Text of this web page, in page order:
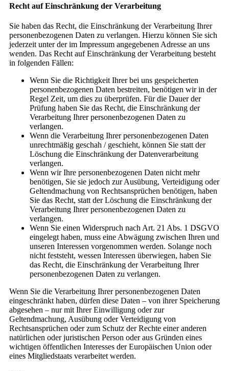
Recht auf Einschränkung der Verarbeitung
Sie haben das Recht, die Einschränkung der Verarbeitung Ihrer
personenbezogenen Daten zu verlangen. Hierzu können Sie sich
jederzeit unter der im Impressum angegebenen Adresse an uns
wenden. Das Recht auf Einschränkung der Verarbeitung besteht
in folgenden Fällen:
Wenn Sie die Richtigkeit Ihrer bei uns gespeicherten
personenbezogenen Daten bestreiten, benötigen wir in der
Regel Zeit, um dies zu überprüfen. Für die Dauer der
Prüfung haben Sie das Recht, die Einschränkung der
Verarbeitung Ihrer personenbezogenen Daten zu
verlangen.
Wenn die Verarbeitung Ihrer personenbezogenen Daten
unrechtmäßig geschah / geschieht, können Sie statt der
Löschung die Einschränkung der Datenverarbeitung
verlangen.
Wenn wir Ihre personenbezogenen Daten nicht mehr
benötigen, Sie sie jedoch zur Ausübung, Verteidigung oder
Geltendmachung von Rechtsansprüchen benötigen, haben
Sie das Recht, statt der Löschung die Einschränkung der
Verarbeitung Ihrer personenbezogenen Daten zu
verlangen.
Wenn Sie einen Widerspruch nach Art. 21 Abs. 1 DSGVO
eingelegt haben, muss eine Abwägung zwischen Ihren und
unseren Interessen vorgenommen werden. Solange noch
nicht feststeht, wessen Interessen überwiegen, haben Sie
das Recht, die Einschränkung der Verarbeitung Ihrer
personenbezogenen Daten zu verlangen.
Wenn Sie die Verarbeitung Ihrer personenbezogenen Daten
eingeschränkt haben, dürfen diese Daten – von ihrer Speicherung
abgesehen – nur mit Ihrer Einwilligung oder zur
Geltendmachung, Ausübung oder Verteidigung von
Rechtsansprüchen oder zum Schutz der Rechte einer anderen
natürlichen oder juristischen Person oder aus Gründen eines
wichtigen öffentlichen Interesses der Europäischen Union oder
eines Mitgliedstaats verarbeitet werden.